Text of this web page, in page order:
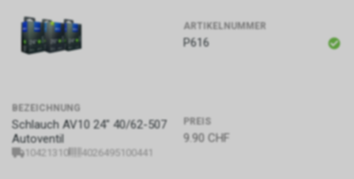
ARTIKELNUMMER
P616
BEZEICHNUNG
Schlauch AV10 24" 40/62-507
Autoventil
10421310 4026495100441
PREIS
9.90 CHF